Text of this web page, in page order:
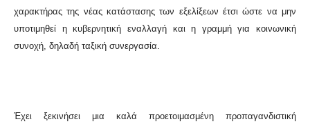
χαρακτήρας της νέας κατάστασης των εξελίξεων έτσι ώστε να μην
υποτιμηθεί η κυβερνητική εναλλαγή και η γραμμή για κοινωνική
συνοχή, δηλαδή ταξική συνεργασία.
Έχει ξεκινήσει μια καλά προετοιμασμένη προπαγανδιστική